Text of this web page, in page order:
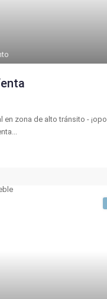
en zona de alto tránsito -